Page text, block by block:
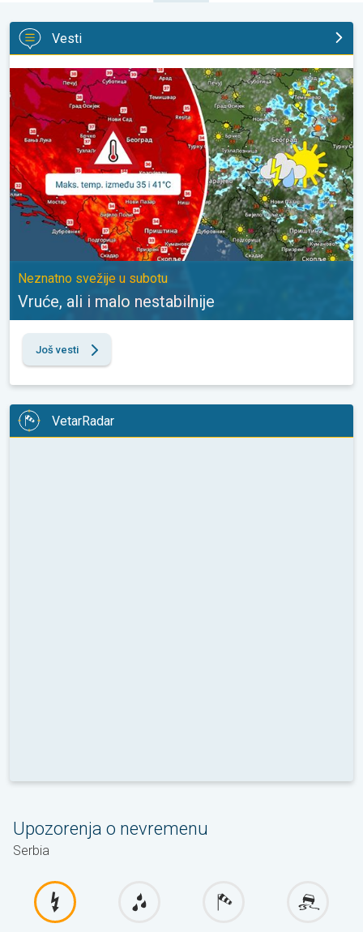
Vesti
Vruće, ali i malo nestabilnije. Neznatno svežije u subotu. . .
Neznatno svežije u subotu
Vruće, ali i malo nestabilnije
Još vesti
VetarRadar
Upozorenja o nevremenu
Serbia